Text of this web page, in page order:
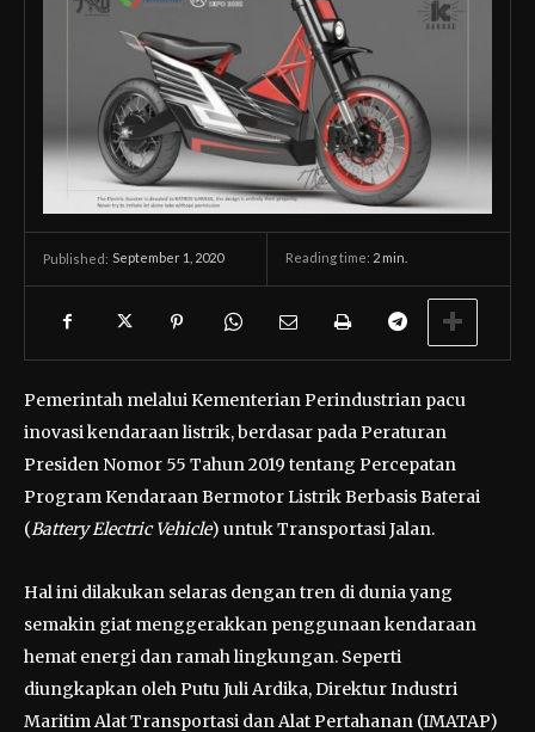
Published: September 1, 2020 Reading time: 2 min.
Pemerintah melalui Kementerian Perindustrian pacu
inovasi kendaraan listrik, berdasar pada Peraturan
Presiden Nomor 55 Tahun 2019 tentang Percepatan
Program Kendaraan Bermotor Listrik Berbasis Baterai
(Battery Electric Vehicle) untuk Transportasi Jalan.
Hal ini dilakukan selaras dengan tren di dunia yang
semakin giat menggerakkan penggunaan kendaraan
hemat energi dan ramah lingkungan. Seperti
diungkapkan oleh Putu Juli Ardika, Direktur Industri
Maritim Alat Transportasi dan Alat Pertahanan (IMATAP)